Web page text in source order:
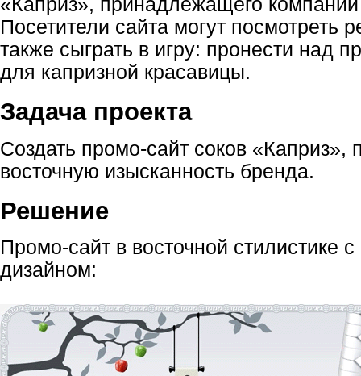
«Каприз», принадлежащего
Посетители сайта могут посмотреть
также сыграть в игру: пронести над
для капризной красавицы.
Задача проекта
Создать промо-сайт соков
восточную изысканность бренда.
Решение
Промо-сайт в восточной стилистике
дизайном: